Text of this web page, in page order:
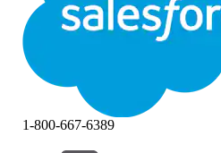
1-800-667-6389